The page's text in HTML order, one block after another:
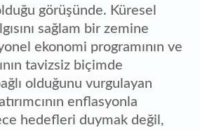
görüşünde. Küresel
sağlam bir zemine
ekonomi programının ve
tavizsiz biçimde
olduğunu vurgulayan
enflasyonla
hedefleri duymak değil,